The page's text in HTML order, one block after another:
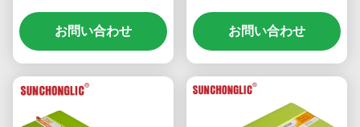
USB出力 24V DC から
220V AC オフグリッドア
プリケーション
お問い合わせ
220V DC-AC変換
お問い合わせ